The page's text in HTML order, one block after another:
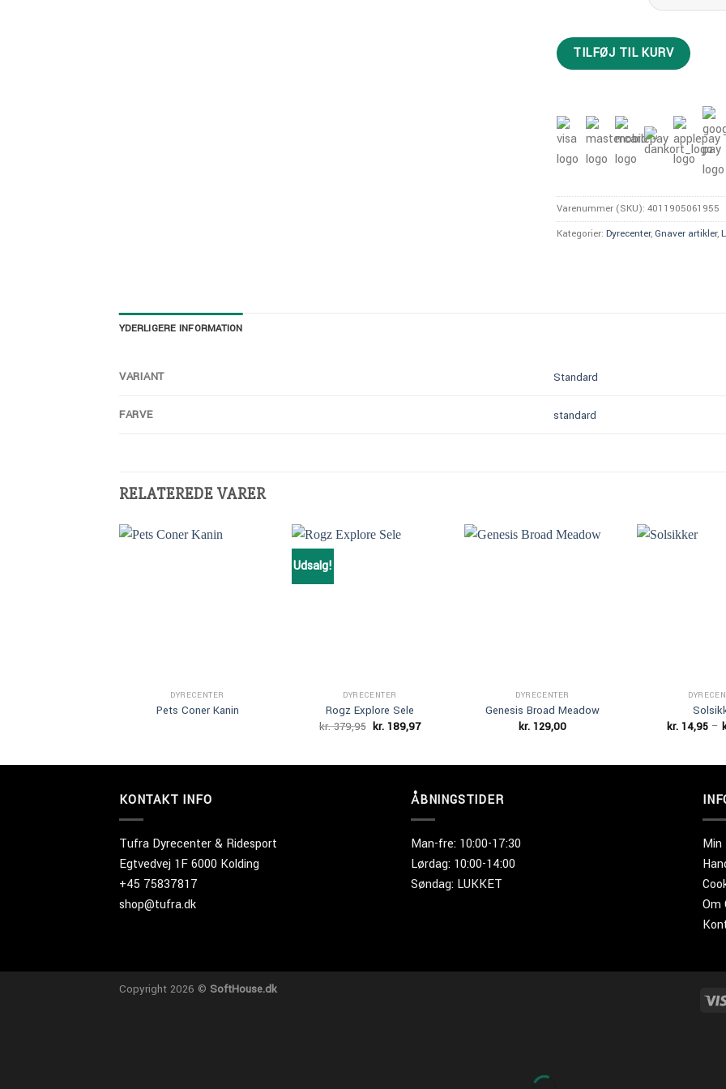
TILFØJ TIL KURV
Varenummer (SKU): 4011905061955
Kategorier: Dyrecenter,Gnaver artikler,
YDERLIGERE INFORMATION
VARIANT Standard
FARVE standard
RELATEREDE VARER
DYRECENTER
Pets Coner Kanin
Udsalg!
DYRECENTER
Rogz Explore Sele
kr.379,95 Den
oprindelige
kr. 189,97Den
DYRECENTER
Genesis Broad Meadow
kr. 129,00
kr.14,95 –
KONTAKT INFO
Tufra Dyrecenter & Ridesport
Egtvedvej 1F 6000 Kolding
+45 75837817
shop@tufra.dk
ÅBNINGSTIDER
Man-fre: 10:00-17:30
Lørdag: 10:00-14:00
Søndag: LUKKET
Min
Om
Copyright 2026 © SoftHouse.dk